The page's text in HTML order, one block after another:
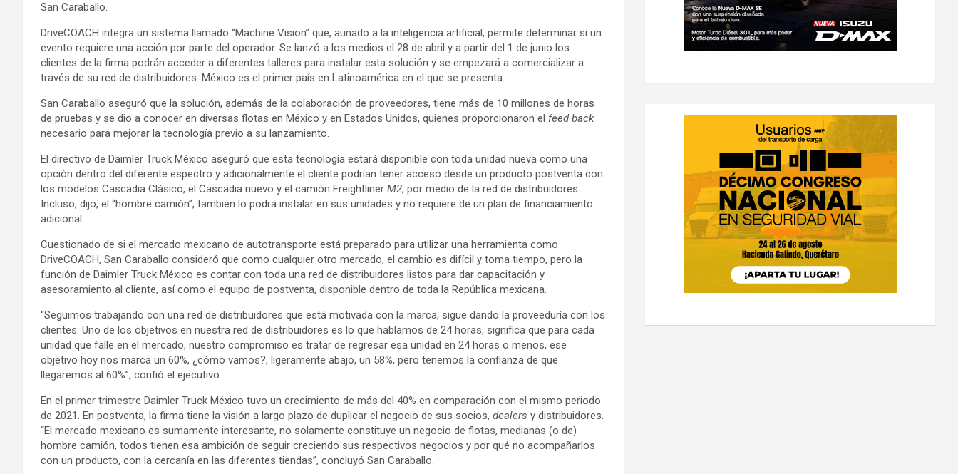
San Caraballo.
DriveCOACH integra un sistema llamado “Machine Vision” que, aunado a la inteligencia artificial, permite determinar si un
evento requiere una acción por parte del operador. Se lanzó a los medios el 28 de abril y a partir del 1 de junio los
clientes de la firma podrán acceder a diferentes talleres para instalar esta solución y se empezará a comercializar a
través de su red de distribuidores. México es el primer país en Latinoamérica en el que se presenta.
San Caraballo aseguró que la solución, además de la colaboración de proveedores, tiene más de 10 millones de horas
de pruebas y se dio a conocer en diversas flotas en México y en Estados Unidos, quienes proporcionaron el feed back
necesario para mejorar la tecnología previo a su lanzamiento.
El directivo de Daimler Truck México aseguró que esta tecnología estará disponible con toda unidad nueva como una
opción dentro del diferente espectro y adicionalmente el cliente podrían tener acceso desde un producto postventa con
los modelos Cascadia Clásico, el Cascadia nuevo y el camión Freightliner M2, por medio de la red de distribuidores.
Incluso, dijo, el “hombre camión”, también lo podrá instalar en sus unidades y no requiere de un plan de financiamiento
adicional.
Cuestionado de si el mercado mexicano de autotransporte está preparado para utilizar una herramienta como
DriveCOACH, San Caraballo consideró que como cualquier otro mercado, el cambio es difícil y toma tiempo, pero la
función de Daimler Truck México es contar con toda una red de distribuidores listos para dar capacitación y
asesoramiento al cliente, así como el equipo de postventa, disponible dentro de toda la República mexicana.
“Seguimos trabajando con una red de distribuidores que está motivada con la marca, sigue dando la proveeduría con los
clientes. Uno de los objetivos en nuestra red de distribuidores es lo que hablamos de 24 horas, significa que para cada
unidad que falle en el mercado, nuestro compromiso es tratar de regresar esa unidad en 24 horas o menos, ese
objetivo hoy nos marca un 60%, ¿cómo vamos?, ligeramente abajo, un 58%, pero tenemos la confianza de que
llegaremos al 60%”, confió el ejecutivo.
En el primer trimestre Daimler Truck México tuvo un crecimiento de más del 40% en comparación con el mismo periodo
de 2021. En postventa, la firma tiene la visión a largo plazo de duplicar el negocio de sus socios, dealers y distribuidores.
“El mercado mexicano es sumamente interesante, no solamente constituye un negocio de flotas, medianas (o de)
hombre camión, todos tienen esa ambición de seguir creciendo sus respectivos negocios y por qué no acompañarlos
con un producto, con la cercanía en las diferentes tiendas”, concluyó San Caraballo.